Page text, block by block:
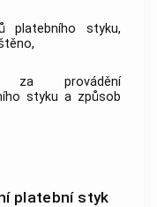
platebního styku,
za provádění
styku a způsob
platební styk